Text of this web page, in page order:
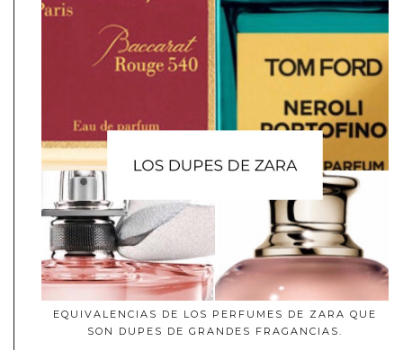
EQUIVALENCIAS DE LOS PERFUMES DE ZARA QUE
SON DUPES DE GRANDES FRAGANCIAS.